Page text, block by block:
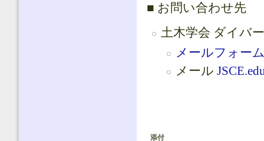
■ お問い合わせ先
土木学会 ダイバ
メールフォー
メール
添付